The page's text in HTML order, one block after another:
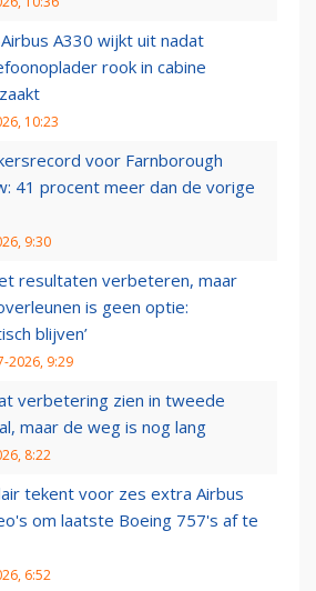
Airbus A330 wijkt uit nadat
rook in cabine
10:23
voor Farnborough
41 procent meer dan de vorige
9:30
resultaten verbeteren, maar
is geen optie:
blijven’
2026, 9:29
verbetering zien in tweede
maar de weg is nog lang
8:22
tekent voor zes extra Airbus
om laatste Boeing 757's af te
6:52